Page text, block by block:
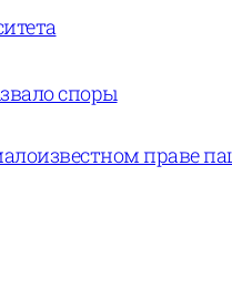
споры
праве